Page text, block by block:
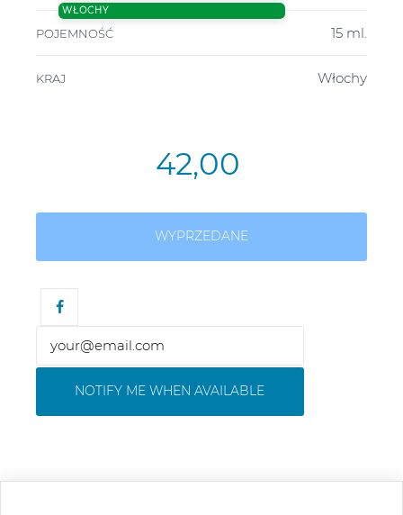
WŁOCHY
POJEMNOŚĆ 15 ml.
KRAJ Włochy
42,00
WYPRZEDANE
NOTIFY ME WHEN AVAILABLE